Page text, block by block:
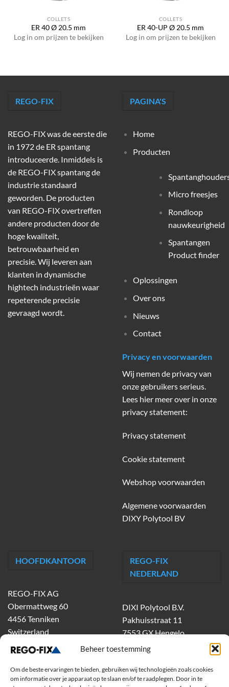
Beheer toestemming
Om de beste ervaringen te bieden, gebruiken wij technologieën zoals cookies
om informatie over je apparaat op te slaan en/of te raadplegen. Door in te
COLLETS
ER 40 Ø 20.5 mm
Log in om prijzen te bekijken
COLLETS
ER 40-UP Ø 20.5 mm
Log in om prijzen te bekijken
REGO-FIX
REGO-FIX was de eerste die
in 1972 de ER spantang
introduceerde. Inmiddels is
de REGO-FIX spantang de
industrie standaard
geworden. De producten
van REGO-FIX overtreffen
andere producten door de
hoge kwaliteit,
betrouwbaarheid en
precisie. Wij leveren aan
klanten in dynamische
hightech industrieën waar
repeterende precisie
gevraagd wordt.
PAGINA'S
Home
Producten
Micro freesjes
Rondloop
nauwkeurigheid
Spantangen
Product finder
Oplossingen
Over ons
Nieuws
Contact
Privacy en voorwaarden
Wij nemen de privacy van
onze gebruikers serieus.
Lees hier meer over in onze
privacy statement:
Privacy statement
Cookie statement
Webshop voorwaarden
Algemene voorwaarden
DIXY Polytool BV
HOOFDKANTOOR
REGO-FIX AG
Obermattweg 60
4456 Tenniken
Switzerland
REGO-FIX
NEDERLAND
DIXI Polytool B.V.
Pakhuisstraat 11
7553 GX Hengelo
tel.
074-303 55 00
www.dixipolytool.com